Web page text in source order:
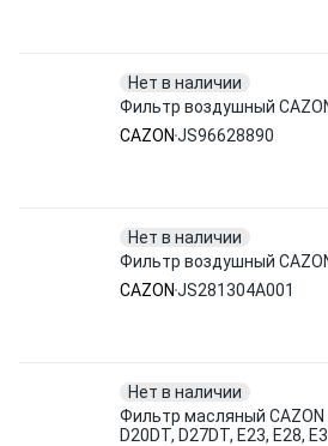
Нет в наличии
Фильтр воздушный
CAZON JS96628890
Нет в наличии
Фильтр воздушный
CAZON JS281304A001
Нет в наличии
Фильтр масляный
D20DT, D27DT, E23, E28,